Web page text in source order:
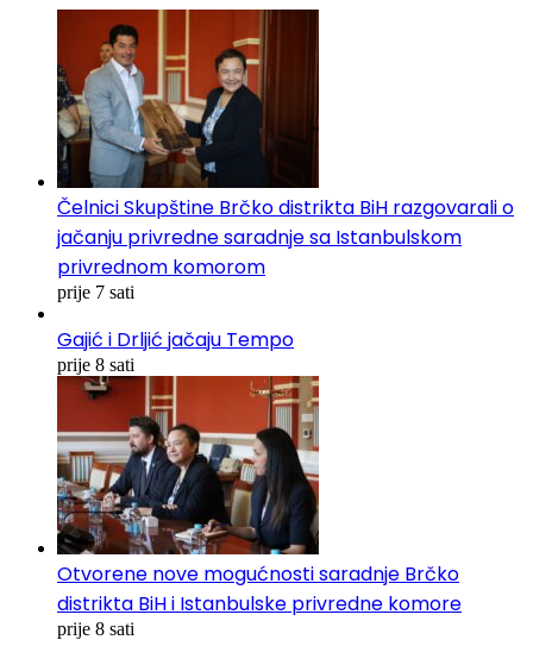
Čelnici Skupštine Brčko distrikta BiH razgovarali o
jačanju privredne saradnje sa Istanbulskom
privrednom komorom
prije 7 sati
Gajić i Drljić jačaju Tempo
prije 8 sati
Otvorene nove mogućnosti saradnje Brčko
distrikta BiH i Istanbulske privredne komore
prije 8 sati